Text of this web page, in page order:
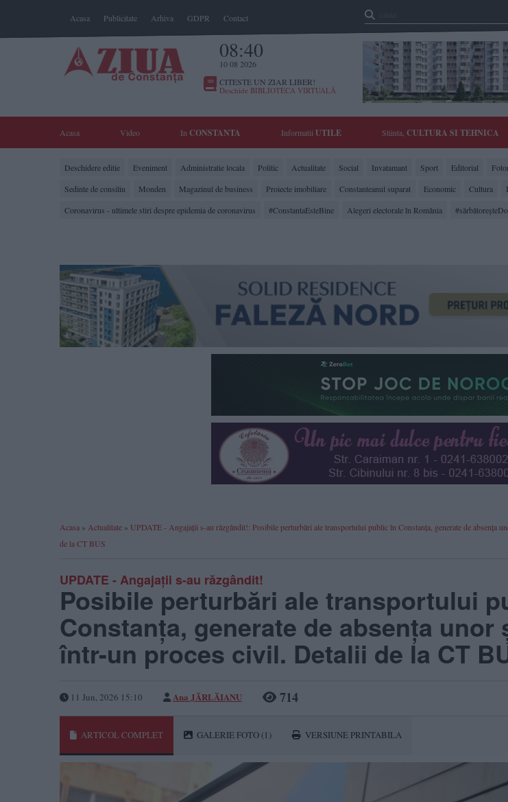
Acasa Publicitate Arhiva GDPR Contact
08:40
10 08 2026
CITESTE UN ZIAR LIBER!
Deschide BIBLIOTECA VIRTUALĂ
Acasa Video In CONSTANTA Informatii UTILE Stiinta, CULTURA SI TEHNICA
Deschidere editie Eveniment Administratie locala Politic Actualitate Social Invatamant Sport Editorial
Sedinte de consiliu
Monden Magazinul de business Proiecte imobiliare Constanteanul suparat Economic Cultura
Coronavirus - ultimele stiri despre epidemia de coronavirus
#ConstantaEsteBine Alegeri electorale în România
Acasa » Actualitate » UPDATE - Angajații s-au răzgândit!: Posibile perturbări ale transportului public în Constanța, generate de absența
de la CT BUS
UPDATE - Angajații s-au răzgândit!
Posibile perturbări ale transportului
Constanța, generate de absența unor
într-un proces civil. Detalii de la CT
11 Jun, 2026 15:10 Ana JĂRLĂIANU 714
ARTICOL COMPLET GALERIE FOTO (1) VERSIUNE PRINTABILA